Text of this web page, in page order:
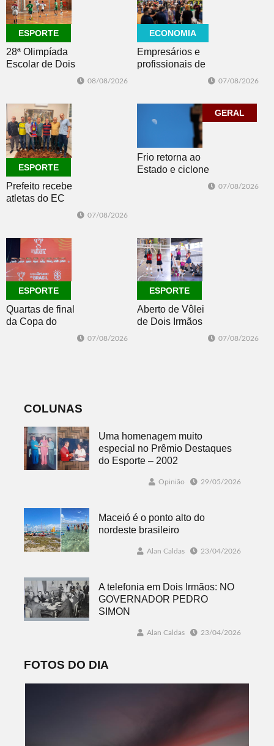
ESPORTE
28ª Olimpíada
Escolar de Dois
Handebol Mirim
08/08/2026
ECONOMIA
Empresários e
profissionais de
07/08/2026
ESPORTE
Prefeito recebe
atletas do EC
Master 65+
07/08/2026
GERAL
Frio retorna ao
Estado e ciclone
07/08/2026
ESPORTE
Quartas de final
da Copa do
Brasil 2026: veja
07/08/2026
ESPORTE
Aberto de Vôlei
de Dois Irmãos
07/08/2026
COLUNAS
Uma homenagem muito
especial no Prêmio Destaques
do Esporte – 2002
Opinião 29/05/2026
Maceió é o ponto alto do
nordeste brasileiro
Alan Caldas 23/04/2026
A telefonia em Dois Irmãos: NO
GOVERNADOR PEDRO
SIMON
Alan Caldas 23/04/2026
FOTOS DO DIA